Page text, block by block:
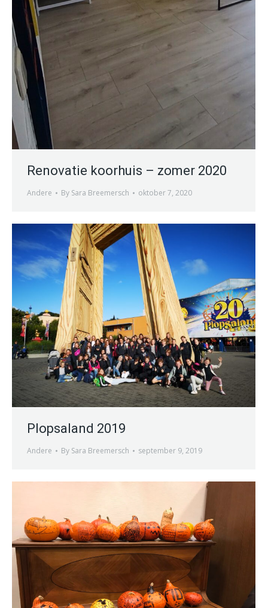
Renovatie koorhuis – zomer 2020
Andere By Sara Breemersch oktober 7, 2020
Plopsaland 2019
Andere By Sara Breemersch september 9, 2019